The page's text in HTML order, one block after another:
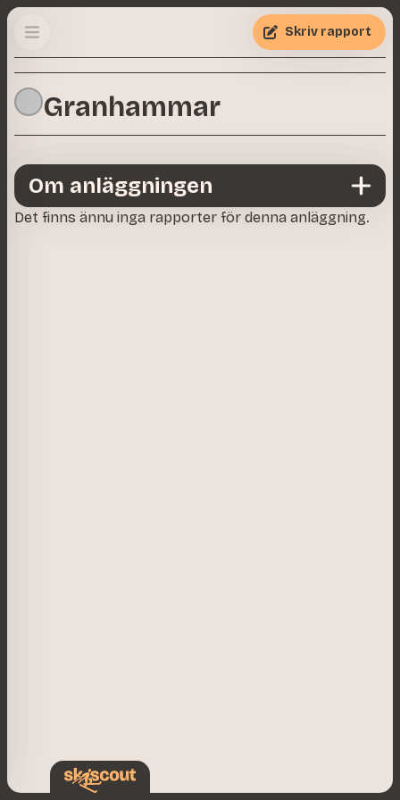
Granhammar
Skriv rapport
Det finns ännu inga rapporter för denna anläggning.
Om anläggningen